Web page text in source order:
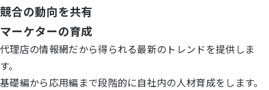
競合の動向を共有
マーケターの育成
代理店の情報網だから得られる最新のトレンドを提供しま
す。
基礎編から応用編まで段階的に自社内の人材育成をします。